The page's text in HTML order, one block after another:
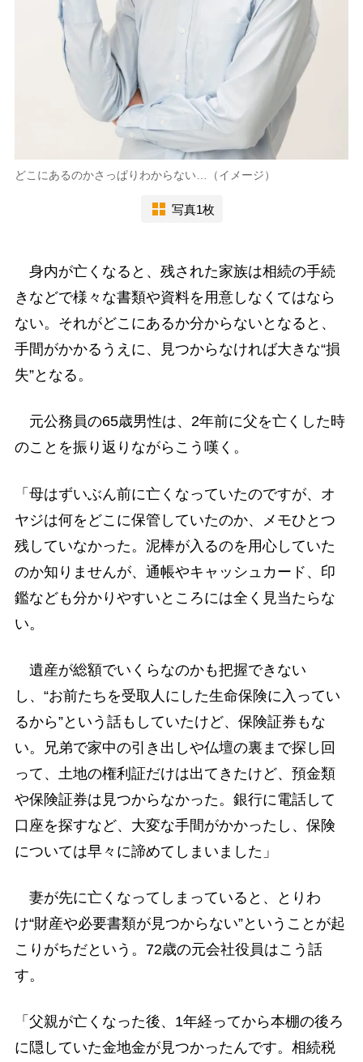
どこにあるのかさっぱりわからない…（イメージ）
写真1枚
身内が亡くなると、残された家族は相続の手続
きなどで様々な書類や資料を用意しなくてはなら
ない。それがどこにあるか分からないとなると、
手間がかかるうえに、見つからなければ大きな“損
失”となる。
元公務員の65歳男性は、2年前に父を亡くした時
のことを振り返りながらこう嘆く。
「母はずいぶん前に亡くなっていたのですが、オ
ヤジは何をどこに保管していたのか、メモひとつ
残していなかった。泥棒が入るのを用心していた
のか知りませんが、通帳やキャッシュカード、印
鑑なども分かりやすいところには全く見当たらな
い。
遺産が総額でいくらなのかも把握できない
し、“お前たちを受取人にした生命保険に入ってい
るから”という話もしていたけど、保険証券もな
い。兄弟で家中の引き出しや仏壇の裏まで探し回
って、土地の権利証だけは出てきたけど、預金類
や保険証券は見つからなかった。銀行に電話して
口座を探すなど、大変な手間がかかったし、保険
については早々に諦めてしまいました」
妻が先に亡くなってしまっていると、とりわ
け“財産や必要書類が見つからない”ということが起
こりがちだという。72歳の元会社役員はこう話
す。
「父親が亡くなった後、1年経ってから本棚の後ろ
に隠していた金地金が見つかったんです。相続税